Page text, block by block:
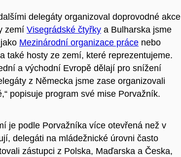
delegáty organizoval doprovodné akce
zemí Visegrádské čtyřky a Bulharska jsme
Mezinárodní organizace práce nebo
a také hosty ze zemí, které reprezentujeme.
a východní Evropě dělají pro snížení
z Německa jsme zase organizovali
popisuje program své mise Porvažník.
je podle Porvažníka více otevřená než v
delegáti na mládežnické úrovni často
zástupci z Polska, Maďarska a Česka,